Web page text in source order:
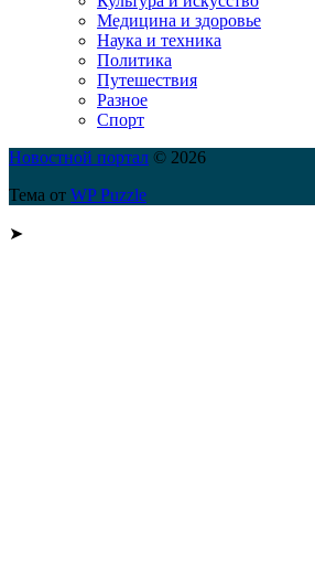
Медицина и здоровье
Наука и техника
Политика
Путешествия
Разное
Спорт
Новостной портал © 2026
Тема от WP Puzzle
➤